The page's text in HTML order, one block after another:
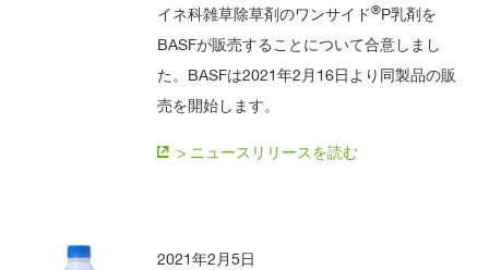
イネ科雑草除草剤のワンサイド®P乳剤を
BASFが販売することについて合意しまし
た。BASFは2021年2月16日より同製品の販
売を開始します。
> ニュースリリースを読む
2021年2月5日